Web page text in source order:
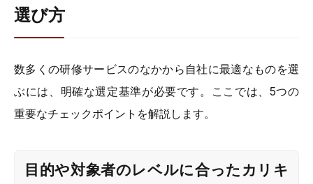
選び方
数多くの研修サービスのなかから自社に最適なものを選
ぶには、明確な選定基準が必要です。ここでは、5つの
重要なチェックポイントを解説します。
目的や対象者のレベルに合ったカリキ